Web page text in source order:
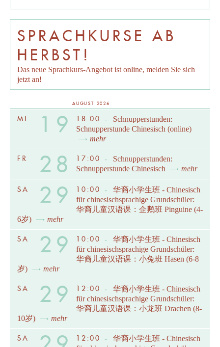
SPRACHKURSE AB
HERBST!
Das neue Sprachkurs-Angebot ist online, melden Sie sich
jetzt an!
AUGUST 2026
MI 19 18:00 -
Schnupperstunden:
Schnupperstunde Chinesisch (online)
mehr
FR 28 17:00 -
Schnupperstunden:
Schnupperstunde Chinesisch
mehr
SA 29 10:00 -
华裔小学生班 - Chinesisch
für chinesischsprachige Grundschüler:
华裔儿童汉语课：企鹅班 Pinguine (4-
6岁)
mehr
SA 29 10:00 -
华裔小学生班 - Chinesisch
für chinesischsprachige Grundschüler:
华裔儿童汉语课：小兔班 Hasen (6-8
岁)
mehr
SA 29 12:00 -
华裔小学生班 - Chinesisch
für chinesischsprachige Grundschüler:
华裔儿童汉语课：小龙班 Drachen (8-
10岁)
mehr
SA 12:00 -
华裔小学生班 - Chinesisch